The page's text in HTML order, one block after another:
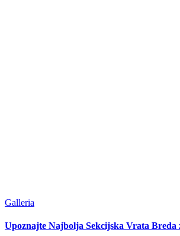
Galleria
Upoznajte Najbolja Sekcijska Vrata Breda